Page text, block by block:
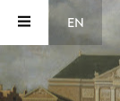
EN